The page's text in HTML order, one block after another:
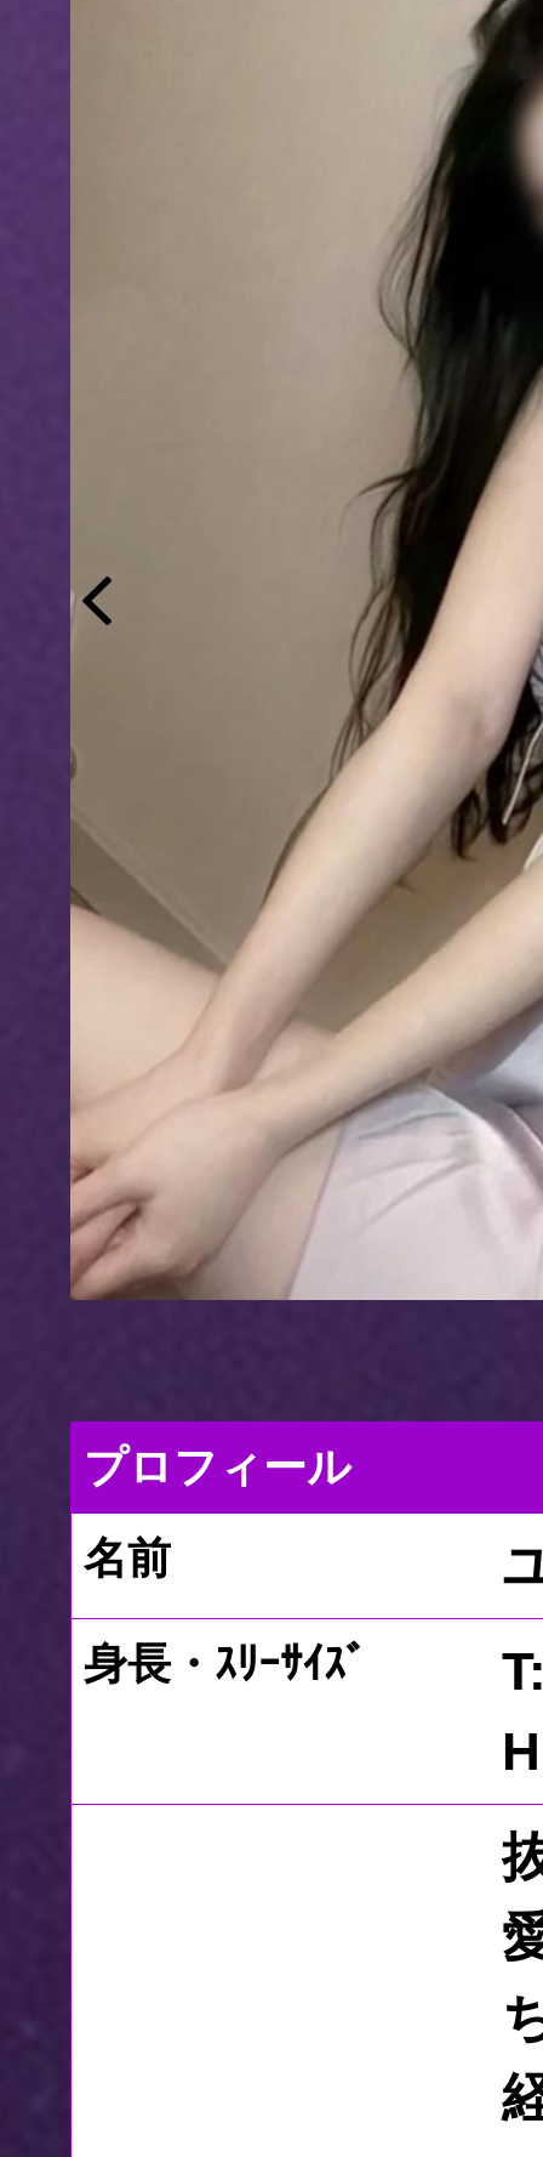
プロフィール
名前
身長・ｽﾘｰｻｲｽﾞ